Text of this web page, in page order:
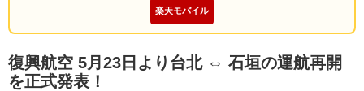
楽天モバイル
復興航空 5月23日より台北 ⇔ 石垣の運航再開
を正式発表！